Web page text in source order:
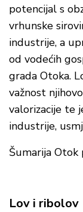
potencijal s
vrhunske
industrije, a
od vodećih
grada Otoka.
važnost
valorizacije te
industrije,
Šumarija Otok
Lov i ribolov